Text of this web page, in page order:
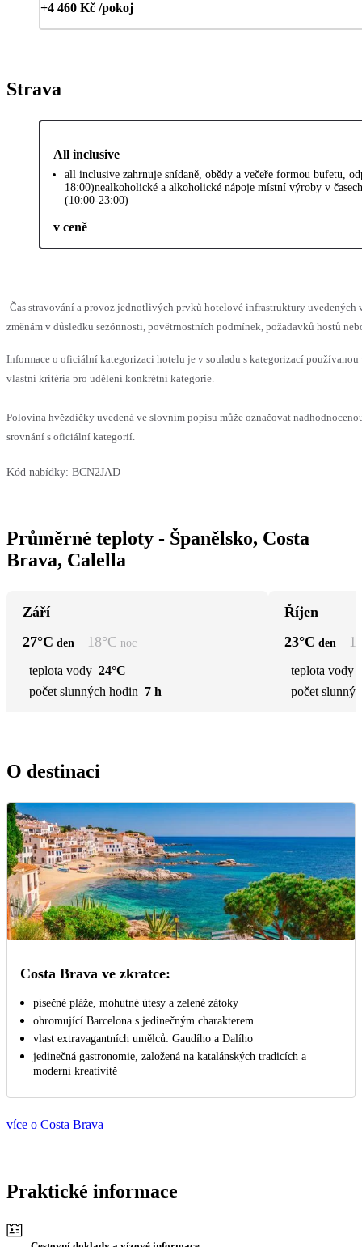
+4 460 Kč /pokoj
Strava
All inclusive
all inclusive zahrnuje snídaně, obědy a večeře formou bufetu,
18:00)nealkoholické a alkoholické nápoje místní výroby v
(10:00-23:00)
v ceně
Čas stravování a provoz jednotlivých prvků hotelové infrastruktury uvedených
změnám v důsledku sezónnosti, povětrnostních podmínek, požadavků hostů
Informace o oficiální kategorizaci hotelu je v souladu s kategorizací používanou
vlastní kritéria pro udělení konkrétní kategorie.
Polovina hvězdičky uvedená ve slovním popisu může označovat
srovnání s oficiální kategorií.
Kód nabídky: BCN2JAD
Průměrné teploty - Španělsko, Costa
Brava, Calella
Září
27°C den 18°C noc
teplota vody 24°C
počet slunných hodin 7 h
Říjen
23°C den
teplota vody
počet
O destinaci
Costa Brava ve zkratce:
písečné pláže, mohutné útesy a zelené zátoky
ohromující Barcelona s jedinečným charakterem
vlast extravagantních umělců: Gaudího a Dalího
jedinečná gastronomie, založená na katalánských tradicích a
moderní kreativitě
více o Costa Brava
Praktické informace